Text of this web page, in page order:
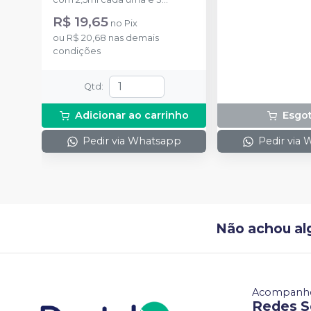
R$ 19,65 no Pix
ou R$ 20,68 nas demais
condições
Qtd :
Adicionar ao carrinho
Pedir via Whatsapp Pedir via
Não achou
Redes